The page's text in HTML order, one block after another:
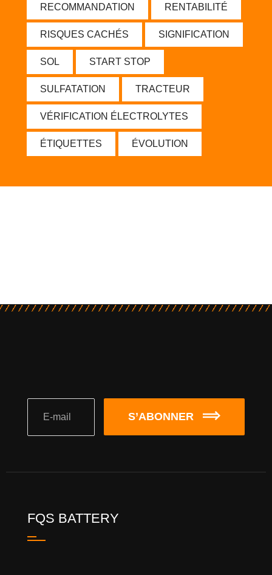
RECOMMANDATION RENTABILITÉ
RISQUES CACHÉS SIGNIFICATION
SOL START STOP
SULFATATION TRACTEUR
VÉRIFICATION ÉLECTROLYTES
ÉTIQUETTES ÉVOLUTION
S’ABONNER
FQS BATTERY